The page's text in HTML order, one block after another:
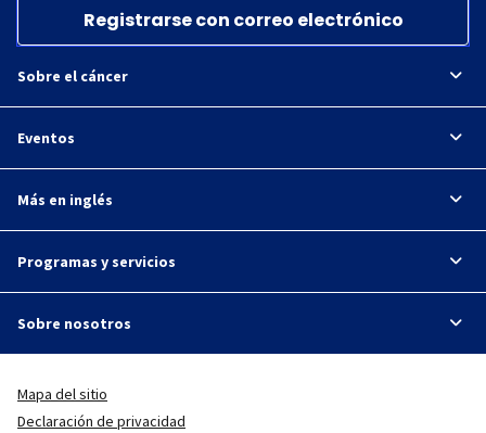
Registrarse con correo electrónico
Sobre el cáncer
Eventos
Más en inglés
Programas y servicios
Sobre nosotros
Mapa del sitio
Declaración de privacidad